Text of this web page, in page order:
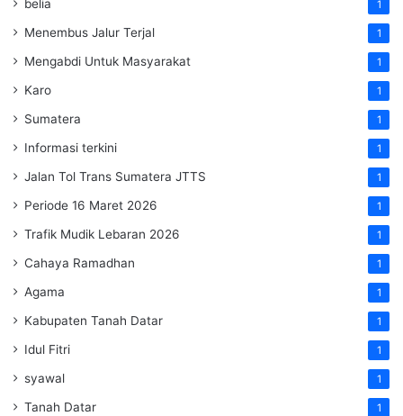
belia 1
Menembus Jalur Terjal 1
Mengabdi Untuk Masyarakat 1
Karo 1
Sumatera 1
Informasi terkini 1
Jalan Tol Trans Sumatera JTTS 1
Periode 16 Maret 2026 1
Trafik Mudik Lebaran 2026 1
Cahaya Ramadhan 1
Agama 1
Kabupaten Tanah Datar 1
Idul Fitri 1
syawal 1
Tanah Datar 1